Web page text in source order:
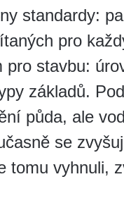
standardy:
pro
stavbu:
základů.
půda, ale
se
tomu vyhnuli,